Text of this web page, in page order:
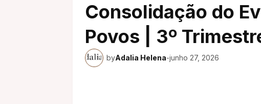
Consolidação do
Povos | 3º
byAdalia Helena-junho 27, 2026